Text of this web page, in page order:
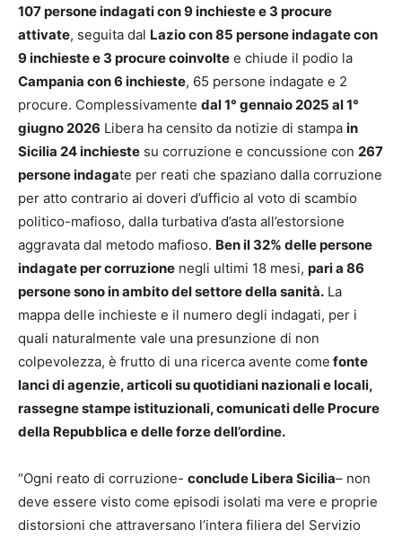
107 persone indagati con 9 inchieste e 3 procure
attivate, seguita dal Lazio con 85 persone indagate con
9 inchieste e 3 procure coinvolte e chiude il podio la
Campania con 6 inchieste, 65 persone indagate e 2
procure. Complessivamente dal 1° gennaio 2025 al 1°
giugno 2026 Libera ha censito da notizie di stampa in
Sicilia 24 inchieste su corruzione e concussione con 267
persone indagate per reati che spaziano dalla corruzione
per atto contrario ai doveri d’ufficio al voto di scambio
politico-mafioso, dalla turbativa d’asta all’estorsione
aggravata dal metodo mafioso. Ben il 32% delle persone
indagate per corruzione negli ultimi 18 mesi, pari a 86
persone sono in ambito del settore della sanità. La
mappa delle inchieste e il numero degli indagati, per i
quali naturalmente vale una presunzione di non
colpevolezza, è frutto di una ricerca avente come fonte
lanci di agenzie, articoli su quotidiani nazionali e locali,
rassegne stampe istituzionali, comunicati delle Procure
della Repubblica e delle forze dell’ordine.
“Ogni reato di corruzione- conclude Libera Sicilia– non
deve essere visto come episodi isolati ma vere e proprie
distorsioni che attraversano l’intera filiera del Servizio